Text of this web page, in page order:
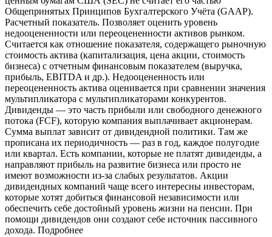
Общепринятых Принципов Бухгалтерского Учёта (GAAP).
Расчетный показатель. Позволяет оценить уровень
недооцененности или переоцененности активов рынком.
Считается как отношение показателя, содержащего рыночную
стоимость актива (капитализация, цена акции, стоимость
бизнеса) с отчетным финансовым показателем (выручка,
прибыль, EBITDA и др.). Недооцененность или
переоцененность актива оценивается при сравнении значения
мультипликатора с мультипликаторами конкурентов.
Дивиденды — это часть прибыли или свободного денежного
потока (FCF), которую компания выплачивает акционерам.
Сумма выплат зависит от дивидендной политики. Там же
прописана их периодичность — раз в год, каждое полугодие
или квартал. Есть компании, которые не платят дивиденды, а
направляют прибыль на развитие бизнеса или просто не
имеют возможности из-за слабых результатов. Акции
дивидендных компаний чаще всего интересны инвесторам,
которые хотят добиться финансовой независимости или
обеспечить себе достойный уровень жизни на пенсии. При
помощи дивидендов они создают себе источник пассивного
дохода. Подробнее